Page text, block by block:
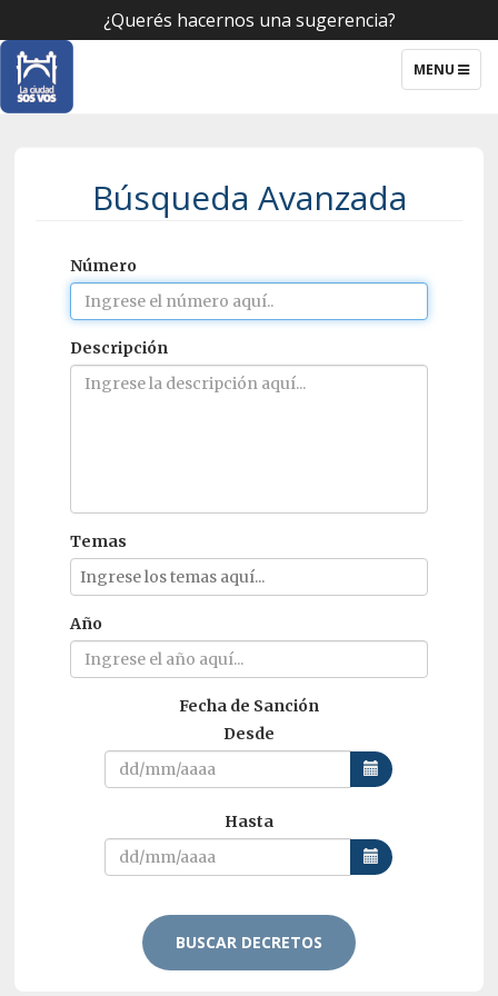
¿Querés hacernos una sugerencia?
TOGGLE
MENU
Búsqueda Avanzada
Número
Descripción
Temas
Año
Fecha de Sanción
Desde
Hasta
BUSCAR DECRETOS